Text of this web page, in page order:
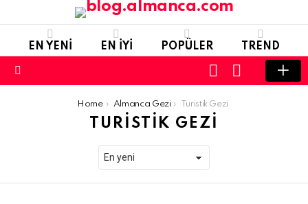
EN YENI EN IYI POPÜLER TREND
SWITCH
SKIN
LOGIN
Home Almanca Gezi Turistik Gezi
TURISTIK GEZI